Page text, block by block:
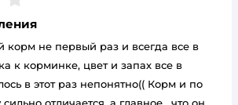
корм не первый раз и всегда все в
к корминке, цвет и запах все в
в этот раз непонятно(( Корм и по